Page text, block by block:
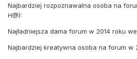
Najbardziej rozpoznawalna osoba na
H@):
Najładniejsza dama forum w 2014 roku
Najbardziej kreatywna osoba na forum w